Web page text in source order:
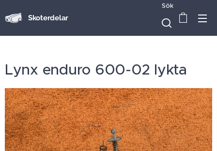
Skoterdelar
Sök
Lynx enduro 600-02 lykta